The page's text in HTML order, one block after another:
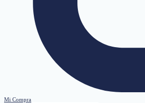
Mi Compra